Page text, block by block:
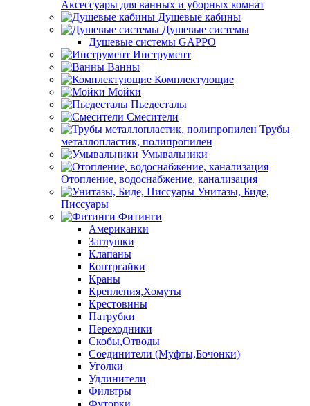
Аксессуары для ванных и уборных комнат
Душевые кабины
Душевые системы
Душевые системы GAPPO
Инструмент
Ванны
Комплектующие
Мойки
Пьедесталы
Смесители
Трубы
металлопластик, полипропилен
Умывальники
Отопление, водоснабжение, канализация
Унитазы, Биде,
Писсуары
Фитинги
Американки
Заглушки
Клапаны
Контргайки
Краны
Крепления,Хомуты
Крестовины
Патрубки
Переходники
Скобы,Отводы
Соединители (Муфты,Бочонки)
Уголки
Удлинители
Фильтры
Футорки